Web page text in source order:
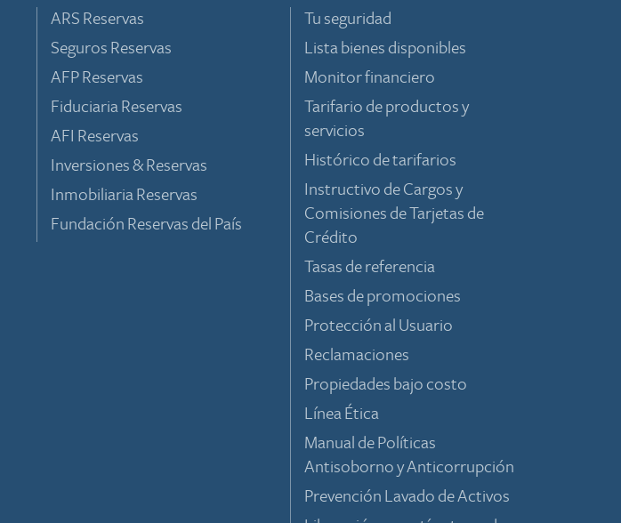
ARS Reservas
Seguros Reservas
AFP Reservas
Fiduciaria Reservas
AFI Reservas
Inversiones & Reservas
Inmobiliaria Reservas
Fundación Reservas del País
Tu seguridad
Lista bienes disponibles
Monitor financiero
Tarifario de productos y
servicios
Histórico de tarifarios
Instructivo de Cargos y
Comisiones de Tarjetas de
Crédito
Tasas de referencia
Bases de promociones
Protección al Usuario
Reclamaciones
Propiedades bajo costo
Línea Ética
Manual de Políticas
Antisoborno y Anticorrupción
Prevención Lavado de Activos